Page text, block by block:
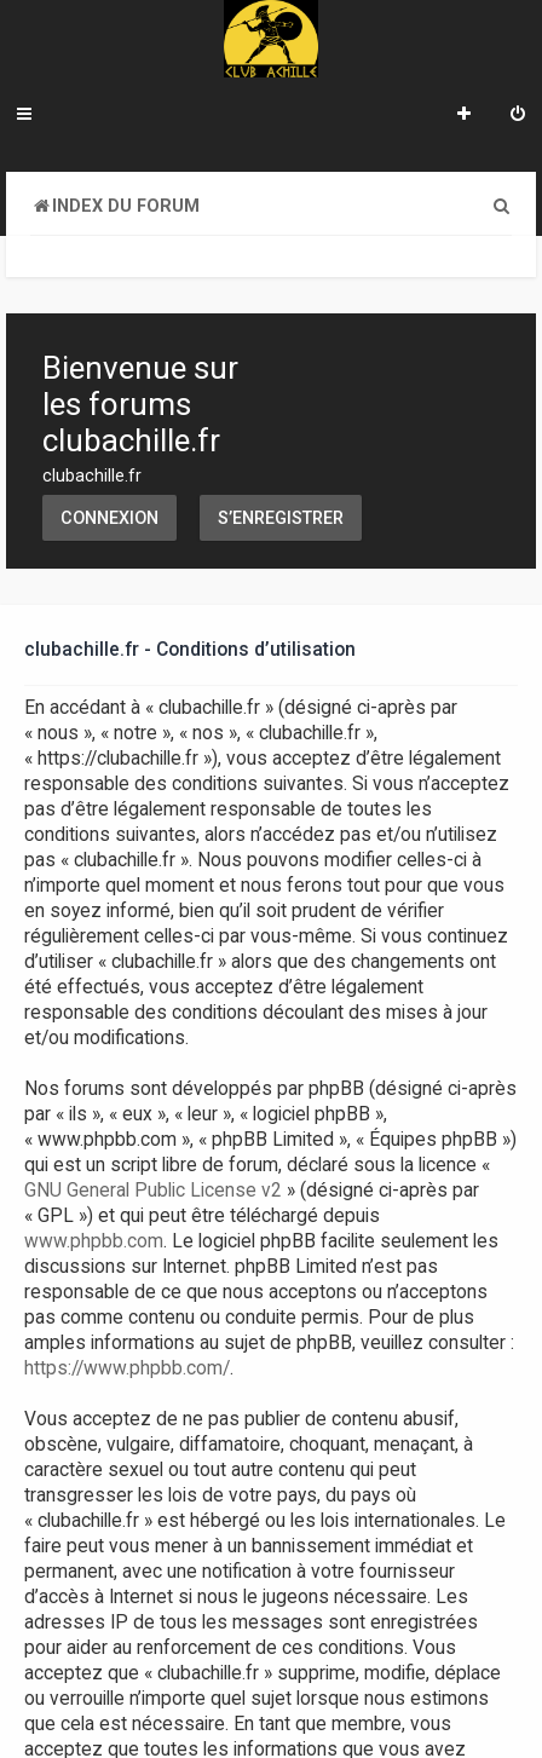
INDEX DU FORUM
h
Bienvenue sur
les forums
clubachille.fr
clubachille.fr
CONNEXION S’ENREGISTRER
clubachille.fr - Conditions d’utilisation
En accédant à « clubachille.fr » (désigné ci-après par
« nous », « notre », « nos », « clubachille.fr »,
« https://clubachille.fr »), vous acceptez d’être légalement
responsable des conditions suivantes. Si vous n’acceptez
pas d’être légalement responsable de toutes les
conditions suivantes, alors n’accédez pas et/ou n’utilisez
pas « clubachille.fr ». Nous pouvons modifier celles-ci à
n’importe quel moment et nous ferons tout pour que vous
en soyez informé, bien qu’il soit prudent de vérifier
régulièrement celles-ci par vous-même. Si vous continuez
d’utiliser « clubachille.fr » alors que des changements ont
été effectués, vous acceptez d’être légalement
responsable des conditions découlant des mises à jour
et/ou modifications.
Nos forums sont développés par phpBB (désigné ci-après
par « ils », « eux », « leur », « logiciel phpBB »,
« www.phpbb.com », « phpBB Limited », « Équipes phpBB »)
qui est un script libre de forum, déclaré sous la licence «
GNU General Public License v2 » (désigné ci-après par
« GPL ») et qui peut être téléchargé depuis
www.phpbb.com. Le logiciel phpBB facilite seulement les
discussions sur Internet. phpBB Limited n’est pas
responsable de ce que nous acceptons ou n’acceptons
pas comme contenu ou conduite permis. Pour de plus
amples informations au sujet de phpBB, veuillez consulter :
https://www.phpbb.com/.
Vous acceptez de ne pas publier de contenu abusif,
obscène, vulgaire, diffamatoire, choquant, menaçant, à
caractère sexuel ou tout autre contenu qui peut
transgresser les lois de votre pays, du pays où
« clubachille.fr » est hébergé ou les lois internationales. Le
faire peut vous mener à un bannissement immédiat et
permanent, avec une notification à votre fournisseur
d’accès à Internet si nous le jugeons nécessaire. Les
adresses IP de tous les messages sont enregistrées
pour aider au renforcement de ces conditions. Vous
acceptez que « clubachille.fr » supprime, modifie, déplace
ou verrouille n’importe quel sujet lorsque nous estimons
que cela est nécessaire. En tant que membre, vous
acceptez que toutes les informations que vous avez